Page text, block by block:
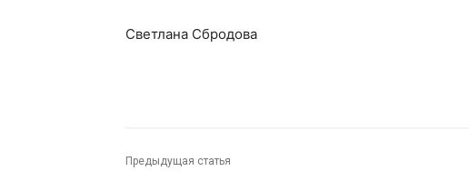
Светлана Сбродова
Предыдущая статья